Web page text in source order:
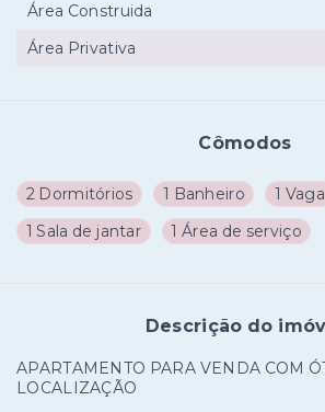
Cômodos
2 Dormitórios 1 Banheiro 1 Vaga
1 Sala de jantar
1 Área de serviço
Descrição do
APARTAMENTO PARA VENDA COM
LOCALIZAÇÃO
Área Construida
Área Privativa